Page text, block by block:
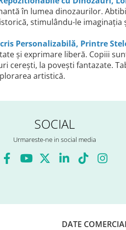
în lumea dinozaurilor.
stimulându-le
Personalizabilă, Printre
și exprimare liberă. Copiii
cerești, la povești fantazate.
artistică.
SOCIAL
Urmareste-ne in social media
DATE